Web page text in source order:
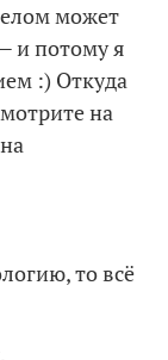
может
и потому я
:) Откуда
на
то всё